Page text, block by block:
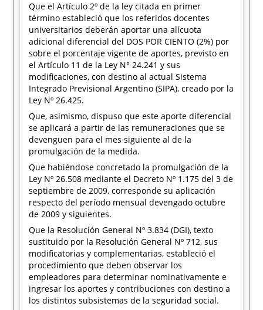
Que el Artículo 2º de la ley citada en primer
término estableció que los referidos docentes
universitarios deberán aportar una alícuota
adicional diferencial del DOS POR CIENTO (2%) por
sobre el porcentaje vigente de aportes, previsto en
el Artículo 11 de la Ley N° 24.241 y sus
modificaciones, con destino al actual Sistema
Integrado Previsional Argentino (SIPA), creado por la
Ley Nº 26.425.
Que, asimismo, dispuso que este aporte diferencial
se aplicará a partir de las remuneraciones que se
devenguen para el mes siguiente al de la
promulgación de la medida.
Que habiéndose concretado la promulgación de la
Ley Nº 26.508 mediante el Decreto Nº 1.175 del 3 de
septiembre de 2009, corresponde su aplicación
respecto del período mensual devengado octubre
de 2009 y siguientes.
Que la Resolución General Nº 3.834 (DGI), texto
sustituido por la Resolución General Nº 712, sus
modificatorias y complementarias, estableció el
procedimiento que deben observar los
empleadores para determinar nominativamente e
ingresar los aportes y contribuciones con destino a
los distintos subsistemas de la seguridad social.